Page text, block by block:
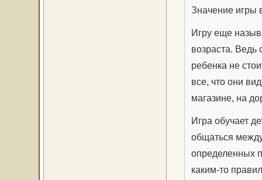
Значение игры
Игру еще
возраста. Ведь
ребенка не
все, что они
магазине, на
Игра обучает
общаться
определенных
каким-то